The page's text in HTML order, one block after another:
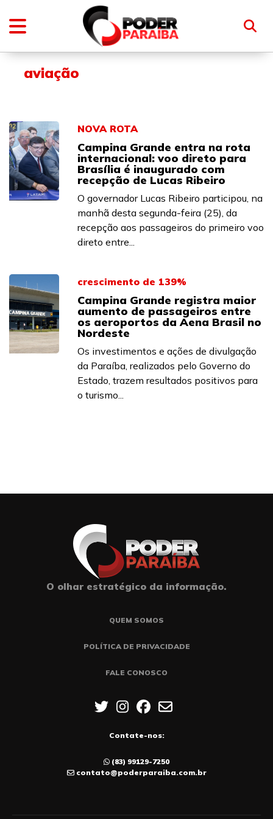
aviação
NOVA ROTA
Campina Grande entra na rota
internacional: voo direto para
Brasília é inaugurado com
recepção de Lucas Ribeiro
O governador Lucas Ribeiro participou, na
manhã desta segunda-feira (25), da
recepção aos passageiros do primeiro voo
direto entre...
crescimento de 139%
Campina Grande registra maior
aumento de passageiros entre
os aeroportos da Aena Brasil no
Nordeste
Os investimentos e ações de divulgação
da Paraíba, realizados pelo Governo do
Estado, trazem resultados positivos para
o turismo...
O olhar estratégico da informação.
QUEM SOMOS
POLÍTICA DE PRIVACIDADE
FALE CONOSCO
Contate-nos:
(83) 99129-7250
contato@poderparaiba.com.br